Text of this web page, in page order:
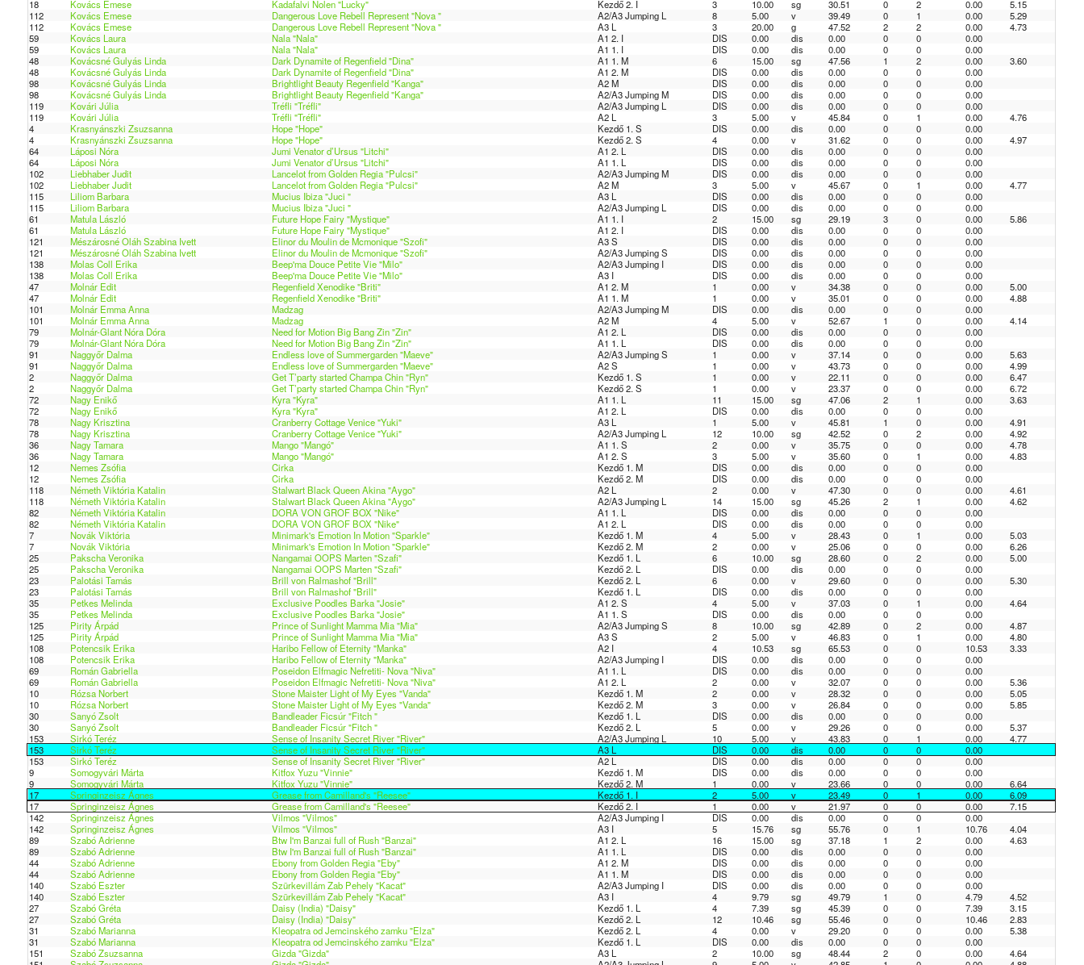
18
Kovács Emese Kadafalvi Nolen "Lucky" Kezdő 2. I 3 10.00 sg 30.51 0 2 0.00
5.15
112
Kovács Emese Dangerous Love Rebell Represent "Nova " A2/A3 Jumping L 8 5.00 v 39.49 0 1 0.00
5.29
112
Kovács Emese Dangerous Love Rebell Represent "Nova " A3 L 3 20.00 g 47.52 2 2 0.00
4.73
59
Kovács Laura Nala "Nala" A1 2. I DIS 0.00 dis 0.00 0 0
0.00
59
Kovács Laura Nala "Nala" A1 1. I DIS 0.00 dis 0.00 0 0
0.00
48
Kovácsné Gulyás Linda Dark Dynamite of Regenfield "Dina" A1 1. M 6 15.00 sg 47.56 1 2 0.00
3.60
48
Kovácsné Gulyás Linda Dark Dynamite of Regenfield "Dina" A1 2. M DIS 0.00 dis 0.00 0 0
0.00
98
Kovácsné Gulyás Linda Brightlight Beauty Regenfield "Kanga" A2 M DIS 0.00 dis 0.00 0 0
0.00
98
Kovácsné Gulyás Linda Brightlight Beauty Regenfield "Kanga" A2/A3 Jumping M DIS 0.00 dis 0.00 0 0
0.00
119
Kovári Júlia Tréfli "Tréfli" A2/A3 Jumping L DIS 0.00 dis 0.00 0 0
0.00
119
Kovári Júlia Tréfli "Tréfli" A2 L 3 5.00 v 45.84 0 1 0.00
4.76
4
Krasnyánszki Zsuzsanna Hope "Hope" Kezdő 1. S DIS 0.00 dis 0.00 0 0
0.00
4
Krasnyánszki Zsuzsanna Hope "Hope" Kezdő 2. S 4 0.00 v 31.62 0 0 0.00
4.97
64
Láposi Nóra Jumi Venator d’Ursus "Litchi" A1 2. L DIS 0.00 dis 0.00 0 0
0.00
64
Láposi Nóra Jumi Venator d’Ursus "Litchi" A1 1. L DIS 0.00 dis 0.00 0 0
0.00
102
Liebhaber Judit Lancelot from Golden Regia "Pulcsi" A2/A3 Jumping M DIS 0.00 dis 0.00 0 0
0.00
102
Liebhaber Judit Lancelot from Golden Regia "Pulcsi" A2 M 3 5.00 v 45.67 0 1 0.00
4.77
115
Liliom Barbara Mucius Ibiza "Juci " A3 L DIS 0.00 dis 0.00 0 0
0.00
115
Liliom Barbara Mucius Ibiza "Juci " A2/A3 Jumping L DIS 0.00 dis 0.00 0 0
0.00
61
Matula László Future Hope Fairy "Mystique" A1 1. I 2 15.00 sg 29.19 3 0 0.00
5.86
61
Matula László Future Hope Fairy "Mystique" A1 2. I DIS 0.00 dis 0.00 0 0
0.00
121
Mészárosné Oláh Szabina Ivett Elinor du Moulin de Mcmonique "Szofi" A3 S DIS 0.00 dis 0.00 0 0
0.00
121
Mészárosné Oláh Szabina Ivett Elinor du Moulin de Mcmonique "Szofi" A2/A3 Jumping S DIS 0.00 dis 0.00 0 0
0.00
138
Molas Coll Erika Beep'ma Douce Petite Vie "Milo" A2/A3 Jumping I DIS 0.00 dis 0.00 0 0
0.00
138
Molas Coll Erika Beep'ma Douce Petite Vie "Milo" A3 I DIS 0.00 dis 0.00 0 0
0.00
47
Molnár Edit Regenfield Xenodike "Briti" A1 2. M 1 0.00 v 34.38 0 0 0.00
5.00
47
Molnár Edit Regenfield Xenodike "Briti" A1 1. M 1 0.00 v 35.01 0 0 0.00
4.88
101
Molnár Emma Anna Madzag A2/A3 Jumping M DIS 0.00 dis 0.00 0 0
0.00
101
Molnár Emma Anna Madzag A2 M 4 5.00 v 52.67 1 0 0.00
4.14
79
Molnár-Glant Nóra Dóra Need for Motion Big Bang Zin "Zin" A1 2. L DIS 0.00 dis 0.00 0 0
0.00
79
Molnár-Glant Nóra Dóra Need for Motion Big Bang Zin "Zin" A1 1. L DIS 0.00 dis 0.00 0 0
0.00
91
Naggyőr Dalma Endless love of Summergarden "Maeve" A2/A3 Jumping S 1 0.00 v 37.14 0 0 0.00
5.63
91
Naggyőr Dalma Endless love of Summergarden "Maeve" A2 S 1 0.00 v 43.73 0 0 0.00
4.99
2
Naggyőr Dalma Get T’party started Champa Chin "Ryn" Kezdő 1. S 1 0.00 v 22.11 0 0 0.00
6.47
2
Naggyőr Dalma Get T’party started Champa Chin "Ryn" Kezdő 2. S 1 0.00 v 23.37 0 0 0.00
6.72
72
Nagy Enikő Kyra "Kyra" A1 1. L 11 15.00 sg 47.06 2 1 0.00
3.63
72
Nagy Enikő Kyra "Kyra" A1 2. L DIS 0.00 dis 0.00 0 0
0.00
78
Nagy Krisztina Cranberry Cottage Venice "Yuki" A3 L 1 5.00 v 45.81 1 0 0.00
4.91
78
Nagy Krisztina Cranberry Cottage Venice "Yuki" A2/A3 Jumping L 12 10.00 sg 42.52 0 2 0.00
4.92
36
Nagy Tamara Mango "Mangó" A1 1. S 2 0.00 v 35.75 0 0 0.00
4.78
36
Nagy Tamara Mango "Mangó" A1 2. S 3 5.00 v 35.60 0 1 0.00
4.83
12
Nemes Zsófia Cirka Kezdő 1. M DIS 0.00 dis 0.00 0 0
0.00
12
Nemes Zsófia Cirka Kezdő 2. M DIS 0.00 dis 0.00 0 0
0.00
118
Németh Viktória Katalin Stalwart Black Queen Akina "Aygo" A2 L 2 0.00 v 47.30 0 0 0.00
4.61
118
Németh Viktória Katalin Stalwart Black Queen Akina "Aygo" A2/A3 Jumping L 14 15.00 sg 45.26 2 1 0.00
4.62
82
Németh Viktória Katalin DORA VON GROF BOX "Nike" A1 1. L DIS 0.00 dis 0.00 0 0
0.00
82
Németh Viktória Katalin DORA VON GROF BOX "Nike" A1 2. L DIS 0.00 dis 0.00 0 0
0.00
7
Novák Viktória Minimark's Emotion In Motion "Sparkle" Kezdő 1. M 4 5.00 v 28.43 0 1 0.00
5.03
7
Novák Viktória Minimark's Emotion In Motion "Sparkle" Kezdő 2. M 2 0.00 v 25.06 0 0 0.00
6.26
25
Pakscha Veronika Nangamai OOPS Marten "Szafi" Kezdő 1. L 6 10.00 sg 28.60 0 2 0.00
5.00
25
Pakscha Veronika Nangamai OOPS Marten "Szafi" Kezdő 2. L DIS 0.00 dis 0.00 0 0
0.00
23
Palotási Tamás Brill von Ralmashof "Brill" Kezdő 2. L 6 0.00 v 29.60 0 0 0.00
5.30
23
Palotási Tamás Brill von Ralmashof "Brill" Kezdő 1. L DIS 0.00 dis 0.00 0 0
0.00
35
Petkes Melinda Exclusive Poodles Barka "Josie" A1 2. S 4 5.00 v 37.03 0 1 0.00
4.64
35
Petkes Melinda Exclusive Poodles Barka "Josie" A1 1. S DIS 0.00 dis 0.00 0 0
0.00
125
Pirity Árpád Prince of Sunlight Mamma Mia "Mia" A2/A3 Jumping S 8 10.00 sg 42.89 0 2 0.00
4.87
125
Pirity Árpád Prince of Sunlight Mamma Mia "Mia" A3 S 2 5.00 v 46.83 0 1 0.00
4.80
108
Potencsik Erika Haribo Fellow of Eternity "Manka" A2 I 4 10.53 sg 65.53 0 0 10.53
3.33
108
Potencsik Erika Haribo Fellow of Eternity "Manka" A2/A3 Jumping I DIS 0.00 dis 0.00 0 0
0.00
69
Román Gabriella Poseidon Elfmagic Nefretiti- Nova "Niva" A1 1. L DIS 0.00 dis 0.00 0 0
0.00
69
Román Gabriella Poseidon Elfmagic Nefretiti- Nova "Niva" A1 2. L 2 0.00 v 32.07 0 0 0.00
5.36
10
Rózsa Norbert Stone Maister Light of My Eyes "Vanda" Kezdő 1. M 2 0.00 v 28.32 0 0 0.00
5.05
10
Rózsa Norbert Stone Maister Light of My Eyes "Vanda" Kezdő 2. M 3 0.00 v 26.84 0 0 0.00
5.85
30
Sanyó Zsolt Bandleader Ficsúr "Fitch " Kezdő 1. L DIS 0.00 dis 0.00 0 0
0.00
30
Sanyó Zsolt Bandleader Ficsúr "Fitch " Kezdő 2. L 5 0.00 v 29.26 0 0 0.00
5.37
153
Sirkó Teréz Sense of Insanity Secret River "River" A2/A3 Jumping L 10 5.00 v 43.83 0 1 0.00
4.77
153
Sirkó Teréz Sense of Insanity Secret River "River" A3 L DIS 0.00 dis 0.00 0 0
0.00
153
Sirkó Teréz Sense of Insanity Secret River "River" A2 L DIS 0.00 dis 0.00 0 0
0.00
9
Somogyvári Márta Kitfox Yuzu "Vinnie" Kezdő 1. M DIS 0.00 dis 0.00 0 0
0.00
9
Somogyvári Márta Kitfox Yuzu "Vinnie" Kezdő 2. M 1 0.00 v 23.66 0 0 0.00
6.64
17
Springinzeisz Ágnes Grease from Camilland's "Reesee" Kezdő 1. I 2 5.00 v 23.49 0 1 0.00
6.09
17
Springinzeisz Ágnes Grease from Camilland's "Reesee" Kezdő 2. I 1 0.00 v 21.97 0 0 0.00
7.15
142
Springinzeisz Ágnes Vilmos "Vilmos" A2/A3 Jumping I DIS 0.00 dis 0.00 0 0
0.00
142
Springinzeisz Ágnes Vilmos "Vilmos" A3 I 5 15.76 sg 55.76 0 1 10.76
4.04
89
Szabó Adrienne Btw I'm Banzai full of Rush "Banzai" A1 2. L 16 15.00 sg 37.18 1 2 0.00
4.63
89
Szabó Adrienne Btw I'm Banzai full of Rush "Banzai" A1 1. L DIS 0.00 dis 0.00 0 0
0.00
44
Szabó Adrienne Ebony from Golden Regia "Eby" A1 2. M DIS 0.00 dis 0.00 0 0
0.00
44
Szabó Adrienne Ebony from Golden Regia "Eby" A1 1. M DIS 0.00 dis 0.00 0 0
0.00
140
Szabó Eszter Szürkevillám Zab Pehely "Kacat" A2/A3 Jumping I DIS 0.00 dis 0.00 0 0
0.00
140
Szabó Eszter Szürkevillám Zab Pehely "Kacat" A3 I 4 9.79 sg 49.79 1 0 4.79
4.52
27
Szabó Gréta Daisy (India) "Daisy" Kezdő 1. L 4 7.39 sg 45.39 0 0 7.39
3.15
27
Szabó Gréta Daisy (India) "Daisy" Kezdő 2. L 12 10.46 sg 55.46 0 0 10.46
2.83
31
Szabó Marianna Kleopatra od Jemcinského zamku "Elza" Kezdő 2. L 4 0.00 v 29.20 0 0 0.00
5.38
31
Szabó Marianna Kleopatra od Jemcinského zamku "Elza" Kezdő 1. L DIS 0.00 dis 0.00 0 0
0.00
151
Szabó Zsuzsanna Gizda "Gizda" A3 L 2 10.00 sg 48.44 2 0 0.00
4.64